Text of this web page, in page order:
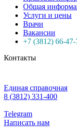
Общая
Услуги и цены
Врачи
Вакансии
+7 (3812) 66-47-
Контакты
Единая справочная
8 (3812) 331-400
Telegram
Написать нам